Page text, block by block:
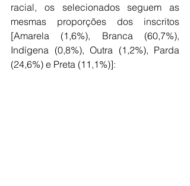
racial, os selecionados seguem as
mesmas proporções dos inscritos
[Amarela (1,6%), Branca (60,7%),
Indígena (0,8%), Outra (1,2%), Parda
(24,6%) e Preta (11,1%)]: